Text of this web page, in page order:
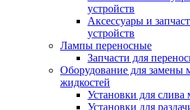
устройств
Аксессуары и
устройств
Лампы переносные
Запчасти для
Оборудование для замены
жидкостей
Установки для слива
Установки для